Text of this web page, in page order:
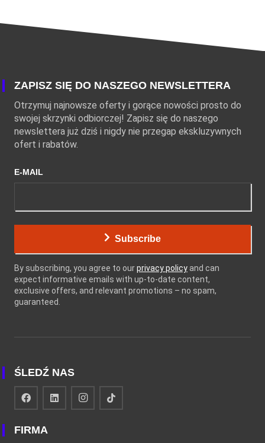
ZAPISZ SIĘ DO NASZEGO NEWSLETTERA
Otrzymuj najnowsze oferty i gorące nowości prosto do
swojej skrzynki odbiorczej! Zapisz się do naszego
newslettera już dziś i nigdy nie przegap ekskluzywnych
ofert i rabatów.
E-MAIL
Subscribe
By subscribing, you agree to ourprivacy policy and can
expect informative emails with up-to-date content,
exclusive offers, and relevant promotions – no spam,
guaranteed.
ŚLEDŹ NAS
FIRMA